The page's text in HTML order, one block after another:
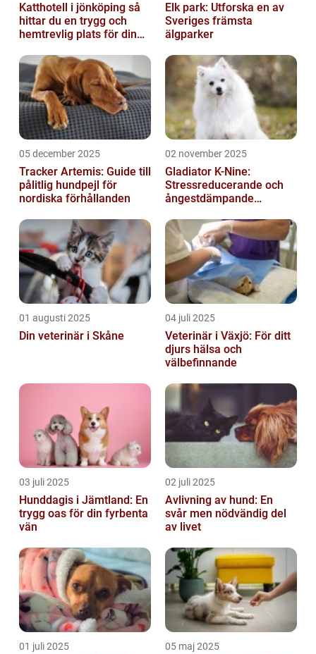
Katthotell i jönköping så
hittar du en trygg och
hemtrevlig plats för din
Elk park: Utforska en av
Sveriges främsta
älgparker
05 december 2025
Tracker Artemis: Guide till
pålitlig hundpejl för
nordiska förhållanden
02 november 2025
Gladiator K-Nine:
Stressreducerande och
ångestdämpande
01 augusti 2025
Din veterinär i Skåne
04 juli 2025
Veterinär i Växjö: För ditt
djurs hälsa och
välbefinnande
03 juli 2025
Hunddagis i Jämtland: En
trygg oas för din fyrbenta
vän
02 juli 2025
Avlivning av hund: En
svår men nödvändig del
av livet
01 juli 2025 05 maj 2025